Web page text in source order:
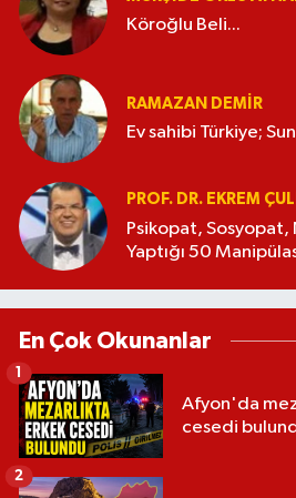
Köroğlu Beli...
RAMAZAN DEMİR
Ev sahibi Türkiye;
PROF. DR. EKREM
Psikopat,
Yaptığı 50
En Çok Okunanlar
Afyon'da
cesedi
1
2